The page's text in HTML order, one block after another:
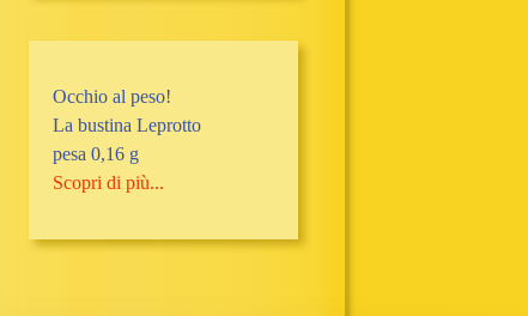
Occhio al peso!
La bustina Leprotto
pesa 0,16 g
Scopri di più...